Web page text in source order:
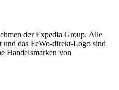
der Expedia Group. Alle
und das FeWo-direkt-Logo sind
Handelsmarken von